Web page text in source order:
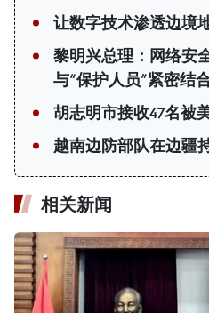
让数字技术渗透边境
黎明兴总理：网络安
与“保护人员”紧密结
胡志明市接收47名被
越南边防部队在边疆
相关新闻